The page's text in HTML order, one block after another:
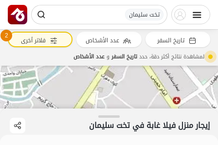
تخت سلیمان
إيجار منزل فيلا غابة في تخت سلیمان
تاريخ السفر عدد الأشخاص 2 فلاتر أخرى
لمشاهدة نتائج أكثر دقة، حددتاريخ السفروعدد الأشخاص